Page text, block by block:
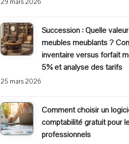
29 mars 2026
Succession : Quelle
meubles meublants ?
inventaire versus forfait
5% et analyse des tarifs
25 mars 2026
Comment choisir un
comptabilité gratuit pour
professionnels